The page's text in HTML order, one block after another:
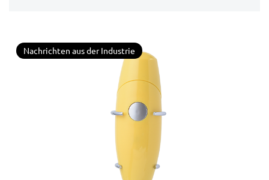
Nachrichten aus der Industrie